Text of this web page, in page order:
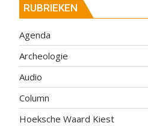
RUBRIEKEN
Agenda
Archeologie
Audio
Column
Hoeksche Waard Kiest